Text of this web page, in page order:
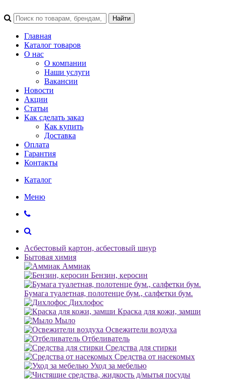
Главная
Каталог товаров
О нас
О компании
Наши услуги
Вакансии
Новости
Акции
Статьи
Как сделать заказ
Как купить
Доставка
Оплата
Гарантия
Контакты
Каталог
Меню
Асбестовый картон, асбестовый шнур
Бытовая химия
Аммиак
Бензин, керосин
Бумага туалетная, полотенце бум., салфетки бум.
Дихлофос
Краска для кожи, замши
Мыло
Освежители воздуха
Отбеливатель
Средства для стирки
Средства от насекомых
Уход за мебелью